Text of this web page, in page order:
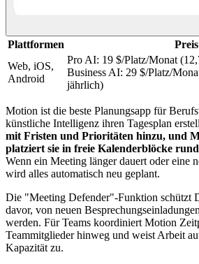
Plattformen
Preis
Web, iOS,
Android
Pro AI: 19 $/Platz/Monat
Business AI: 29 $/Platz/
jährlich)
Motion ist die beste Planungsapp für
künstliche Intelligenz ihren Tagesplan
mit Fristen und Prioritäten hinzu, und
platziert sie in freie Kalenderblöcke
Wenn ein Meeting länger dauert oder eine
wird alles automatisch neu geplant.
Die "Meeting Defender"-Funktion schützt
davor, von neuen
werden. Für Teams koordiniert Motion
Teammitglieder hinweg und weist Arbeit
Kapazität zu.